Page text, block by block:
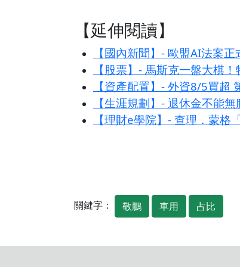
【延伸閱讀】
【國內新聞】- 歐盟AI法案
【股票】- 馬斯克一盤大棋
【資產配置】- 外資8/5買超
【生涯規劃】- 退休金不能
【理財e學院】- 查理．蒙
關鍵字： 敬鵬 車用 占比